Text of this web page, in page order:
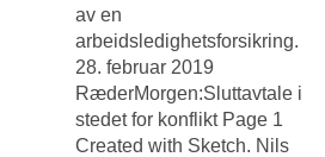
av en
arbeidsledighetsforsikring.
28. februar 2019
RæderMorgen:Sluttavtale i
stedet for konflikt Page 1
Created with Sketch. Nils